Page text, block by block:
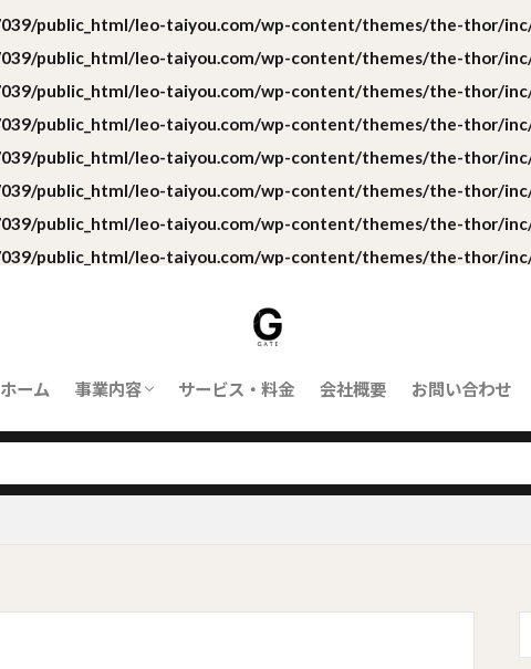
public_html/leo-taiyou.com/wp-content/themes/the-thor/
public_html/leo-taiyou.com/wp-content/themes/the-thor/
public_html/leo-taiyou.com/wp-content/themes/the-thor/
public_html/leo-taiyou.com/wp-content/themes/the-thor/
public_html/leo-taiyou.com/wp-content/themes/the-thor/
public_html/leo-taiyou.com/wp-content/themes/the-thor/
public_html/leo-taiyou.com/wp-content/themes/the-thor/
public_html/leo-taiyou.com/wp-content/themes/the-thor/
ホーム 事業内容
ORBIT｜対応業務
ORBITとは
サービス・料金 会社概要 お問い合わせ